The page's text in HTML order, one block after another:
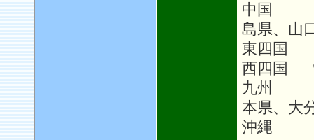
中国
島県、山
東四国
西四国
九州
本県、大
沖縄